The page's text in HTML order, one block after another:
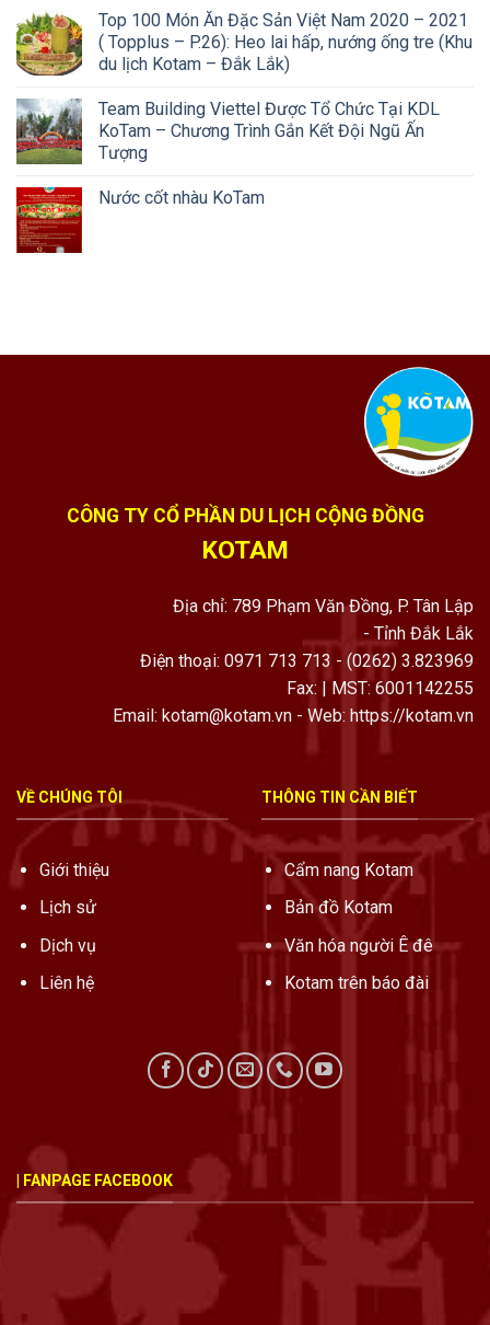
Top 100 Món Ăn Đặc Sản Việt Nam 2020 – 2021
( Topplus – P.26): Heo lai hấp, nướng ống tre (Khu
du lịch Kotam – Đắk Lắk)
Team Building Viettel Được Tổ Chức Tại KDL
KoTam – Chương Trình Gắn Kết Đội Ngũ Ấn
Tượng
Nước cốt nhàu KoTam
CÔNG TY CỔ PHẦN DU LỊCH CỘNG ĐỒNG
KOTAM
Địa chỉ: 789 Phạm Văn Đồng, P. Tân Lập
- Tỉnh Đắk Lắk
Điện thoại: 0971 713 713 - (0262) 3.823969
Fax: | MST: 6001142255
Email: kotam@kotam.vn - Web: https://kotam.vn
VỀ CHÚNG TÔI
Giới thiệu
Lịch sử
Dịch vụ
Liên hệ
THÔNG TIN CẦN BIẾT
Cẩm nang Kotam
Bản đồ Kotam
Văn hóa người Ê đê
Kotam trên báo đài
| FANPAGE FACEBOOK